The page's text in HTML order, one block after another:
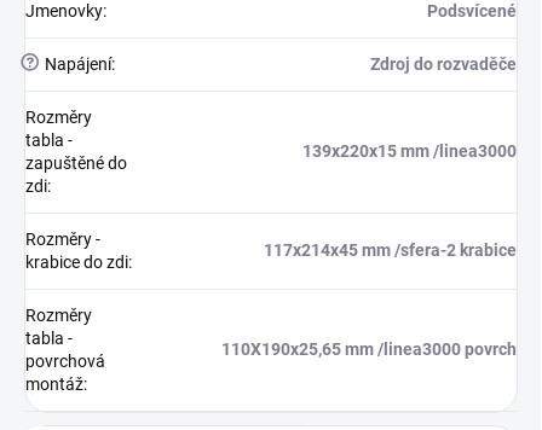
Jmenovky: Podsvícené
? Napájení: Zdroj do rozvaděče
Rozměry
tabla -
zapuštěné do
zdi:
139x220x15 mm /linea3000
Rozměry -
krabice do zdi:
117x214x45 mm /sfera-2 krabice
Rozměry
tabla -
povrchová
montáž:
110X190x25,65 mm /linea3000 povrch